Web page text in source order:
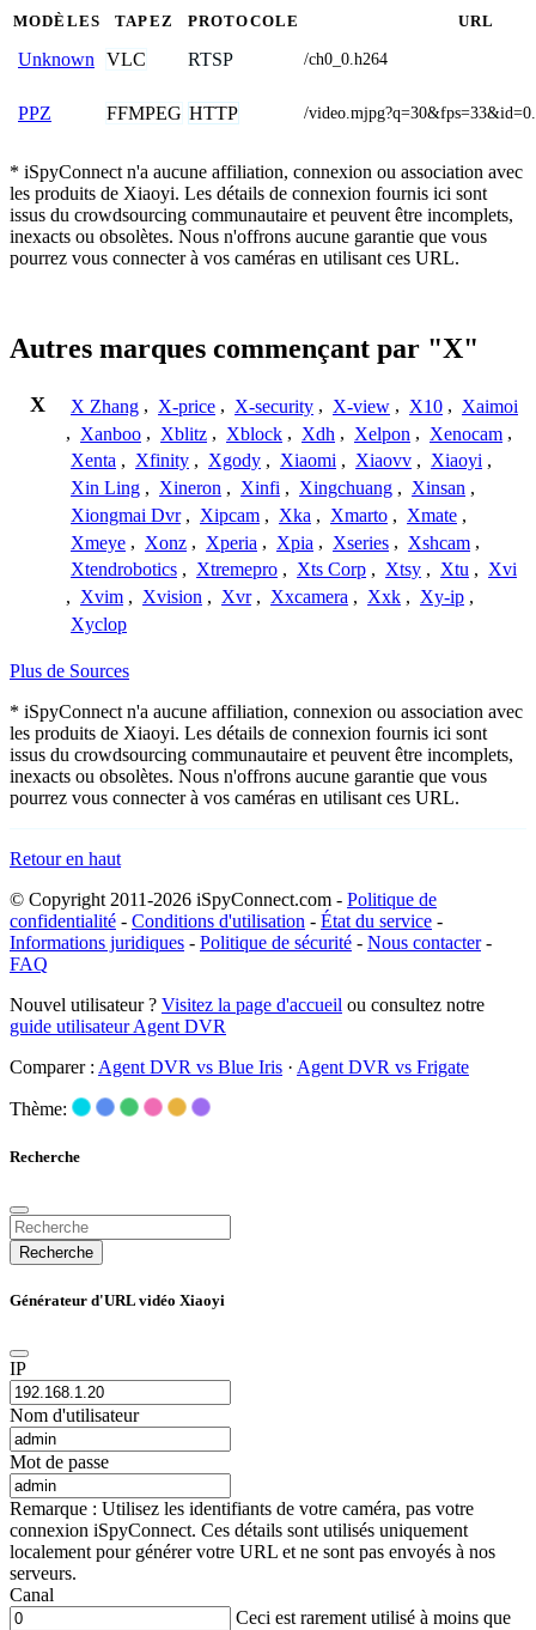
MODÈLES TAPEZ PROTOCOLE URL
Unknown VLC RTSP /ch0_0.h264
PPZ FFMPEG HTTP /
* iSpyConnect n'a aucune affiliation, connexion ou association avec
les produits de Xiaoyi. Les détails de connexion fournis ici sont
issus du crowdsourcing communautaire et peuvent être incomplets,
inexacts ou obsolètes. Nous n'offrons aucune garantie que vous
pourrez vous connecter à vos caméras en utilisant ces URL.
Autres marques commençant par "X"
X X Zhang , X-price , X-security , X-view , X10 , Xaimoi
, Xanboo , Xblitz , Xblock , Xdh , Xelpon , Xenocam ,
Xenta , Xfinity , Xgody , Xiaomi , Xiaovv , Xiaoyi ,
Xin Ling , Xineron , Xinfi , Xingchuang , Xinsan ,
Xiongmai Dvr , Xipcam , Xka , Xmarto , Xmate ,
Xmeye , Xonz , Xperia , Xpia , Xseries , Xshcam ,
Xtendrobotics , Xtremepro , Xts Corp , Xtsy , Xtu , Xvi
, Xvim , Xvision , Xvr , Xxcamera , Xxk , Xy-ip ,
Xyclop
Plus de Sources
* iSpyConnect n'a aucune affiliation, connexion ou association avec
les produits de Xiaoyi. Les détails de connexion fournis ici sont
issus du crowdsourcing communautaire et peuvent être incomplets,
inexacts ou obsolètes. Nous n'offrons aucune garantie que vous
pourrez vous connecter à vos caméras en utilisant ces URL.
Retour en haut
© Copyright 2011-2026 iSpyConnect.com - Politique de
confidentialité - Conditions d'utilisation - État du service -
Informations juridiques - Politique de sécurité - Nous contacter-
FAQ
Nouvel utilisateur ? Visitez la page d'accueil ou consultez notre
guide utilisateur Agent DVR
Comparer : Agent DVR vs Blue Iris · Agent DVR vs Frigate
Thème:
Recherche
Recherche
Générateur d'URL vidéo Xiaoyi
IP
Nom d'utilisateur
Mot de passe
Remarque : Utilisez les identifiants de votre caméra, pas votre
connexion iSpyConnect. Ces détails sont utilisés uniquement
localement pour générer votre URL et ne sont pas envoyés à nos
serveurs.
Canal
Ceci est rarement utilisé à moins que